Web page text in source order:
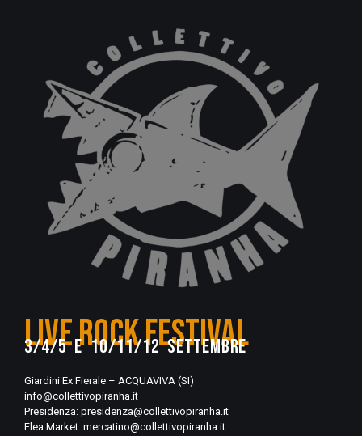
LIVE ROCK FESTIVAL
3/4/5 e 10/11/12 SETTEMBRE
Giardini Ex Fierale – ACQUAVIVA (SI)
info@collettivopiranha.it
Presidenza: presidenza@collettivopiranha.it
Flea Market: mercatino@collettivopiranha.it